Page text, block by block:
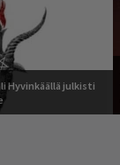
Hyvinkäällä julkisti